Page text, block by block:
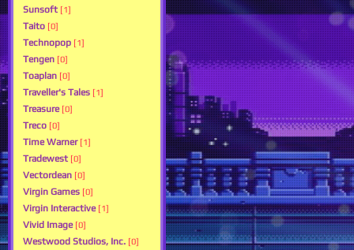
Sunsoft [1]
Taito [0]
Technopop [1]
Tengen [0]
Toaplan [0]
Traveller's Tales [1]
Treasure [0]
Treco [0]
Time Warner [1]
Tradewest [0]
Vectordean [0]
Virgin Games [0]
Virgin Interactive [1]
Vivid Image [0]
Westwood Studios, Inc. [0]